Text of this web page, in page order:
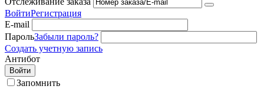
ВойтиРегистрация
E-mail
ПарольЗабыли пароль?
Создать учетную запись
Антибот
Войти
Запомнить